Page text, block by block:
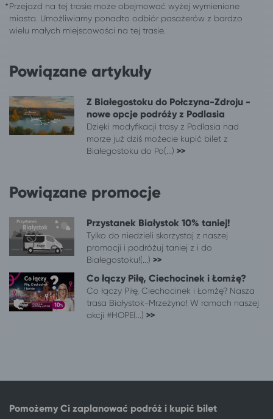
Białystok
Reda
Białystok
Ostrowo
Białystok
Gdynia
Białystok
Gdańsk
Białystok
Puck
Białystok
Karwia
Chłapowo
Białystok
Toruń
Białystok
Mrzeżyno
Białystok
Mielno
Białystok
Połczyn-Zdrój
Elbląg
Białystok
Koszalin
Białystok
Olsztyn
Białystok
Białystok
Przejazd na tej trasie może obejmować wyżej wymienione
miasta. Umożliwiamy ponadto odbiór pasażerów z bardzo
wielu małych miejscowości na tej trasie.
Powiązane artykuły
Z Białegostoku do Połczyna-Zdroju -
nowe opcje podróży z Podlasia
Dzięki modyfikacji trasy z Podlasia nad
morze już dziś możecie kupić bilet z
Białegostoku do Po(...) >>
Powiązane promocje
Przystanek Białystok 10% taniej!
Tylko do niedzieli skorzystaj z naszej
promocji i podróżuj taniej z i do
Białegostoku!(...) >>
Co łączy Piłę, Ciechocinek i Łomżę?
Co łączy Piłę, Ciechocinek i Łomżę? Nasza
trasa Białystok-Mrzeżyno! W ramach naszej
akcji #HOPE(...) >>
Pomożemy Ci zaplanować podróż i kupić bilet